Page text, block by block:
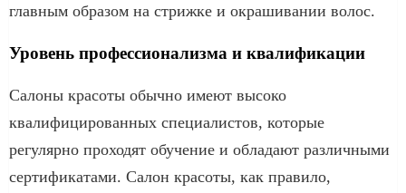
главным образом на стрижке и окрашивании волос.
Уровень профессионализма и квалификации
Салоны красоты обычно имеют высоко
квалифицированных специалистов, которые
регулярно проходят обучение и обладают различными
сертификатами. Салон красоты, как правило,